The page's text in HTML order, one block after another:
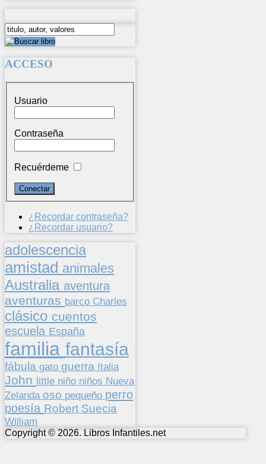
ACCESO
Usuario
Contraseña
Recuérdeme
¿Recordar contraseña?
¿Recordar usuario?
adolescencia
amistad animales
Australia aventura
aventuras barco Charles
clásico cuentos
escuela España
familia fantasía
fábula gato guerra Italia
John little niño niños Nueva
Zelanda oso pequeño perro
poesía Robert Suecia
William
Copyright © 2026. Libros Infantiles.net